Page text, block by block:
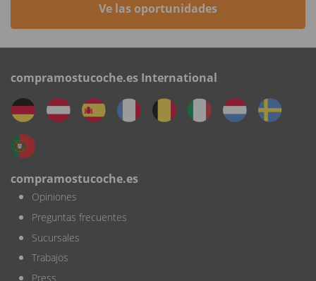
Ve las oportunidades
compramostucoche.es International
compramostucoche.es
Opiniones
Preguntas frecuentes
Sucursales
Trabajos
Press